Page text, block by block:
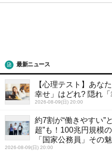
最新ニュース
【心理テスト】あな
幸せ」はどれ? 隠れ
2026-08-09(日) 20:00
約7割が“働きやすい”
超”も！100兆円規模
「国家公務員」その
2026-08-09(日) 20:00